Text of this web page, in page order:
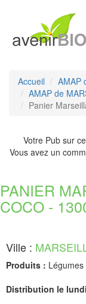
Accueil
AMAP
AMAP de
Panier
Votre Pub sur
Vous avez un
PANIER
COCO -
Ville :
Produits : Légumes
Distribution le